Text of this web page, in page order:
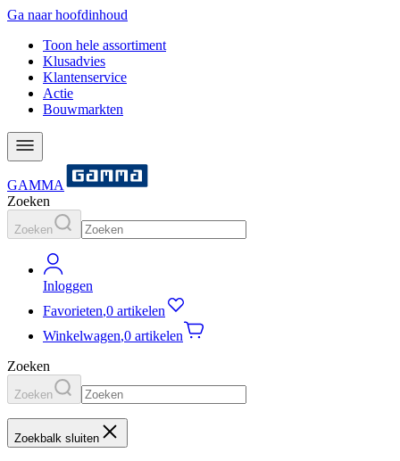
Ga naar hoofdinhoud
Toon hele assortiment
Klusadvies
Klantenservice
Actie
Bouwmarkten
GAMMA
Zoeken
Zoeken
Inloggen
Favorieten,0 artikelen
Winkelwagen,0 artikelen
Zoeken
Zoeken
Zoekbalk sluiten